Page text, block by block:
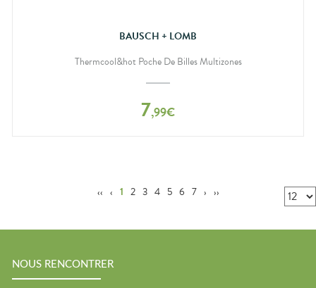
BAUSCH + LOMB
Thermcool&hot Poche De Billes Multizones
7,99€
‹‹ ‹ 1 2 3 4 5 6 7 › ››
NOUS RENCONTRER